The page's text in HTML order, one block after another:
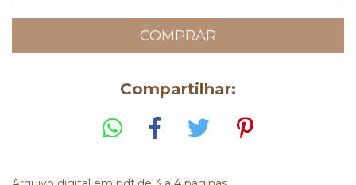
Compartilhar: